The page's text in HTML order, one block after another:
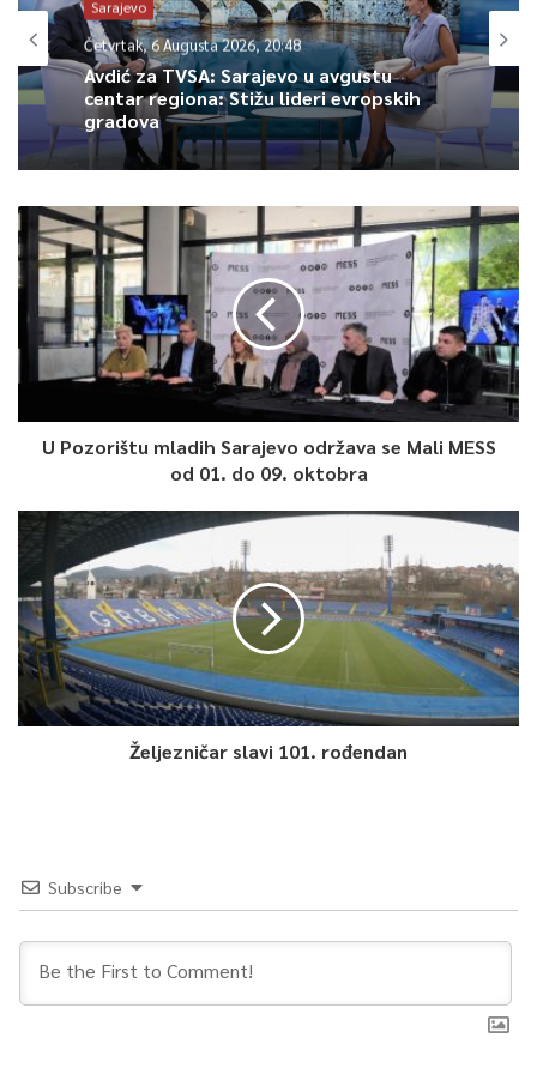
Sarajevo
Četvrtak, 6 Augusta 2026, 20:48
Avdić za TVSA: Sarajevo u avgustu
centar regiona: Stižu lideri evropskih
gradova
U Pozorištu mladih Sarajevo održava se Mali MESS
od 01. do 09. oktobra
Željezničar slavi 101. rođendan
Subscribe